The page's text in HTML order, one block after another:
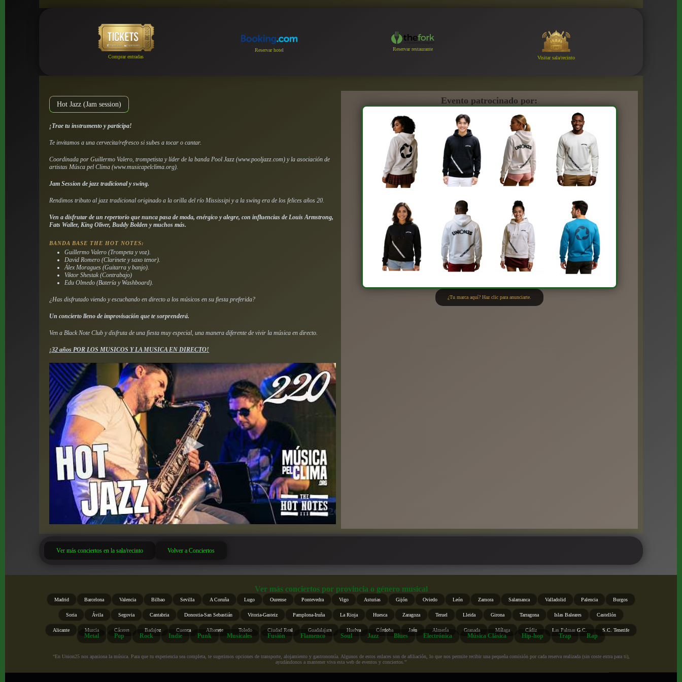
Comprar entradas
Reservar hotel
Reservar restaurante
Visitar sala/recinto
Hot Jazz (Jam session)
¡Trae tu instrumento y participa!
Te invitamos a una cervecita/refresco si subes a tocar o cantar.
Coordinada por Guillermo Valero, trompetista y líder de la banda Pool Jazz (www.pooljazz.com) y la asociación de
artistas Músca pel Clima (www.musicapelclima.org).
Jam Session de jazz tradicional y swing.
Rendimos tributo al jazz tradicional originado a la orilla del río Mississipi y a la swing era de los felices años 20.
Ven a disfrutar de un repertorio que nunca pasa de moda, enérgico y alegre, con influencias de Louis Armstrong,
Fats Waller, King Oliver, Buddy Bolden y muchos más.
BANDA BASE THE HOT NOTES:
Guillermo Valero (Trompeta y voz).
David Romero (Clarinete y saxo tenor).
Álex Moragues (Guitarra y banjo).
Viktor Shestak (Contrabajo)
Edu Olmedo (Batería y Washboard).
¿Has disfrutado viendo y escuchando en directo a los músicos en su fiesta preferida?
Un concierto lleno de improvisación que te sorprenderá.
Ven a Black Note Club y disfruta de una fiesta muy especial, una manera diferente de vivir la música en directo.
¡32 años POR LOS MUSICOS Y LA MUSICA EN DIRECTO!
Evento patrocinado por:
¿Tu marca aquí? Haz clic para anunciarte.
Ver más conciertos en la sala/recinto Volver a Conciertos
Ver más conciertos por provincia o género musical
Madrid Barcelona Valencia Bilbao Sevilla A Coruña Lugo Ourense Pontevedra Vigo Asturias Gijón Oviedo León Zamora Salamanca Valladolid Palencia Burgos
Soria Ávila Segovia Cantabria Donostia-San Sebastián Vitoria-Gasteiz Pamplona-Iruña La Rioja Huesca Zaragoza Teruel Lleida Girona Tarragona Islas Baleares Castellón
Alicante Murcia Cáceres Badajoz Cuenca Albacete Toledo Ciudad Real Guadalajara Huelva Córdoba Jaén Almería Granada Málaga Cádiz Las Palmas G.C. S.C. Tenerife
Metal Pop Rock Indie Punk Musicales Fusión Flamenco Soul Jazz Blues Electrónica Música Clásica Hip-hop Trap Rap
“En Union25 nos apasiona la música. Para que tu experiencia sea completa, te sugerimos opciones de transporte, alojamiento y gastronomía. Algunos de estos enlaces son de afiliación, lo que nos permite recibir una pequeña comisión por cada reserva realizada (sin coste extra para ti),
ayudándonos a mantener viva esta web de eventos y conciertos.”